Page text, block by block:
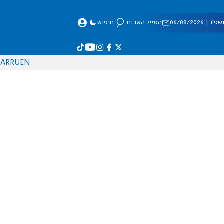
08/2026 המייל האדום חיפוש
EN
RU
AR